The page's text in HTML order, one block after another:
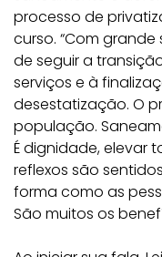
processo de
curso. “Com
de seguir a
serviços e à
desestatização. O
população.
É dignidade, elevar
reflexos são
forma como as
São muitos os